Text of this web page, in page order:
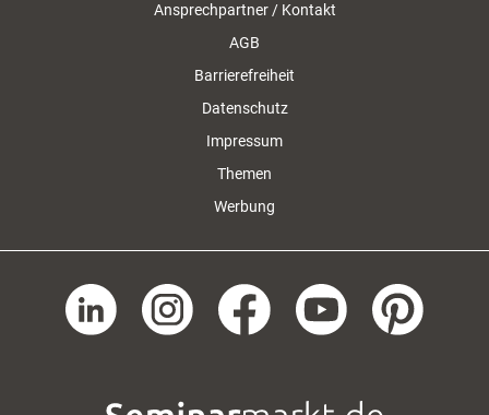
Ansprechpartner / Kontakt
AGB
Barrierefreiheit
Datenschutz
Impressum
Themen
Werbung